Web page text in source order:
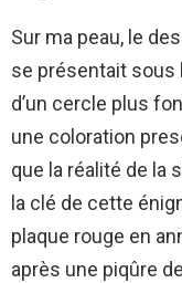
Sur ma peau, le
se présentait sous
d’un cercle plus
une coloration
que la réalité de la
la clé de cette
plaque rouge en
après une piqûre